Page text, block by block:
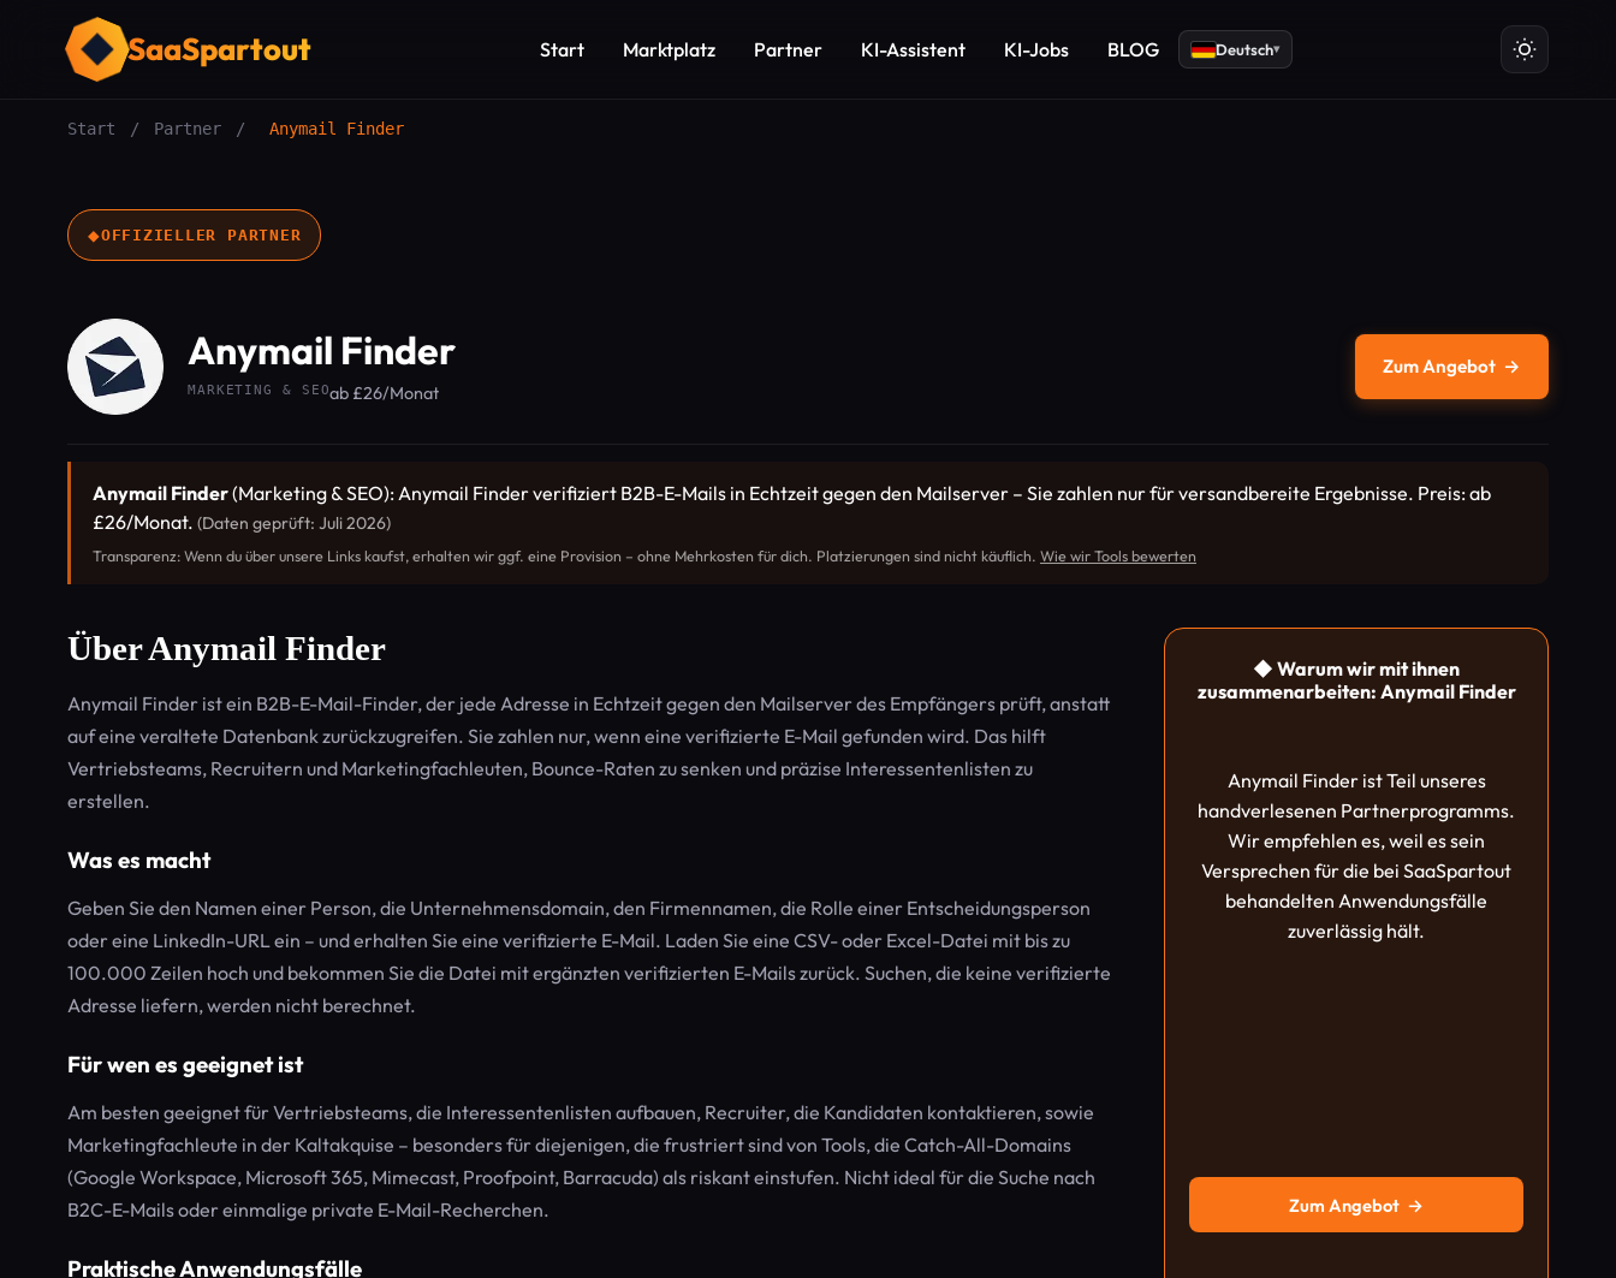
SaaSpartout Start Marktplatz Partner KI-Assistent KI-Jobs BLOG Deutsch▾
Start / Partner / Anymail Finder
◆OFFIZIELLER PARTNER
Anymail Finder
MARKETING & SEOab £26/Monat
Zum Angebot →
Anymail Finder(Marketing & SEO): Anymail Finder verifiziert B2B-E-Mails in Echtzeit gegen den Mailserver – Sie zahlen nur für versandbereite Ergebnisse. Preis: ab
£26/Monat. (Daten geprüft: Juli 2026)
Transparenz: Wenn du über unsere Links kaufst, erhalten wir ggf. eine Provision – ohne Mehrkosten für dich. Platzierungen sind nicht käuflich. Wie wir Tools bewerten
Über Anymail Finder
Anymail Finder ist ein B2B-E-Mail-Finder, der jede Adresse in Echtzeit gegen den Mailserver des Empfängers prüft, anstatt
auf eine veraltete Datenbank zurückzugreifen. Sie zahlen nur, wenn eine verifizierte E-Mail gefunden wird. Das hilft
Vertriebsteams, Recruitern und Marketingfachleuten, Bounce-Raten zu senken und präzise Interessentenlisten zu
erstellen.
Was es macht
Geben Sie den Namen einer Person, die Unternehmensdomain, den Firmennamen, die Rolle einer Entscheidungsperson
oder eine LinkedIn-URL ein – und erhalten Sie eine verifizierte E-Mail. Laden Sie eine CSV- oder Excel-Datei mit bis zu
100.000 Zeilen hoch und bekommen Sie die Datei mit ergänzten verifizierten E-Mails zurück. Suchen, die keine verifizierte
Adresse liefern, werden nicht berechnet.
Für wen es geeignet ist
Am besten geeignet für Vertriebsteams, die Interessentenlisten aufbauen, Recruiter, die Kandidaten kontaktieren, sowie
Marketingfachleute in der Kaltakquise – besonders für diejenigen, die frustriert sind von Tools, die Catch-All-Domains
(Google Workspace, Microsoft 365, Mimecast, Proofpoint, Barracuda) als riskant einstufen. Nicht ideal für die Suche nach
B2C-E-Mails oder einmalige private E-Mail-Recherchen.
Praktische Anwendungsfälle
◆ Warum wir mit ihnen
zusammenarbeiten: Anymail Finder
Anymail Finder ist Teil unseres
handverlesenen Partnerprogramms.
Wir empfehlen es, weil es sein
Versprechen für die bei SaaSpartout
behandelten Anwendungsfälle
zuverlässig hält.
Zum Angebot →